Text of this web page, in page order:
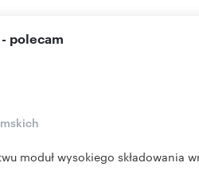
- polecam
moduł wysokiego składowania